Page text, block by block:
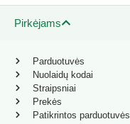
Pirkėjams
Parduotuvės
Nuolaidų kodai
Straipsniai
Prekės
Patikrintos parduotuvės